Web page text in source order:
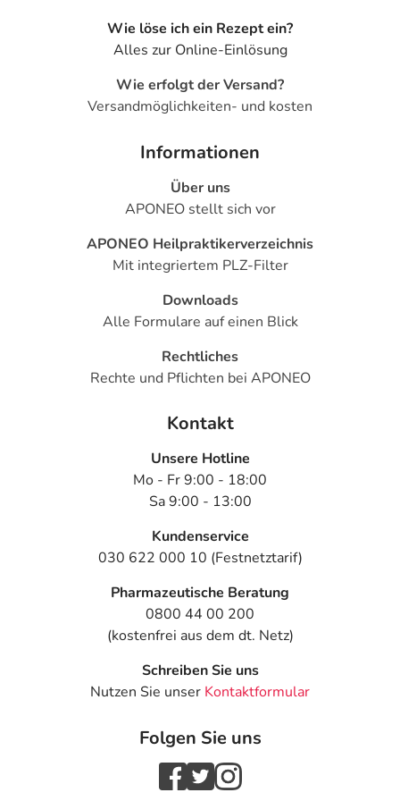
Angaben gem. EU-Produktsicherheitsverordnung (GPSR)
PDF des Beipackzettelskönnen Sie sich oben
herunterladen.
Wie löse ich ein Rezept ein?
Alles zur Online-Einlösung
Wie erfolgt der Versand?
Versandmöglichkeiten- und kosten
Informationen
Über uns
APONEO stellt sich vor
APONEO Heilpraktikerverzeichnis
Mit integriertem PLZ-Filter
Downloads
Alle Formulare auf einen Blick
Rechtliches
Rechte und Pflichten bei APONEO
Kontakt
Unsere Hotline
Mo - Fr 9:00 - 18:00
Sa 9:00 - 13:00
Kundenservice
030 622 000 10 (Festnetztarif)
Pharmazeutische Beratung
0800 44 00 200
(kostenfrei aus dem dt. Netz)
Schreiben Sie uns
Nutzen Sie unser Kontaktformular
Folgen Sie uns